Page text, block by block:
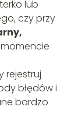
lub
czy przy
rejestruj
błędów i
bardzo